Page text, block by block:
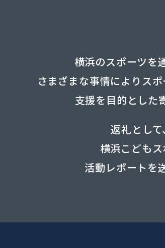
横浜のスポーツを
さまざまな事情により ス
支援を 目的とした
返礼として
横浜こども
活動レポートを